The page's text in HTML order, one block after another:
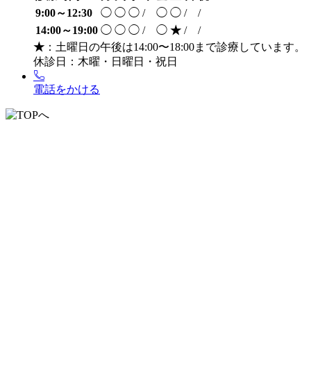
9:00～12:30
◯ ◯ ◯ / ◯ ◯ /
/
14:00～19:00 ◯ ◯ ◯ / ◯ ★ /
/
★ ：土曜日の午後は14:00〜18:00まで診療しています。
休診日：木曜・日曜日・祝日
電話をかける